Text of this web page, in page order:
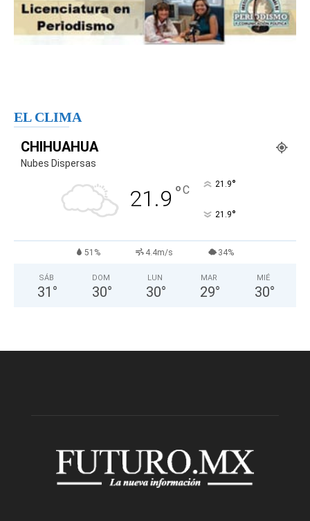
EL CLIMA
CHIHUAHUA
Nubes Dispersas
21.9 °C 21.9°
21.9°
51% 4.4m/s 34%
SÁB
31 °
DOM
30°
LUN
30°
MAR
29°
MIÉ
30°